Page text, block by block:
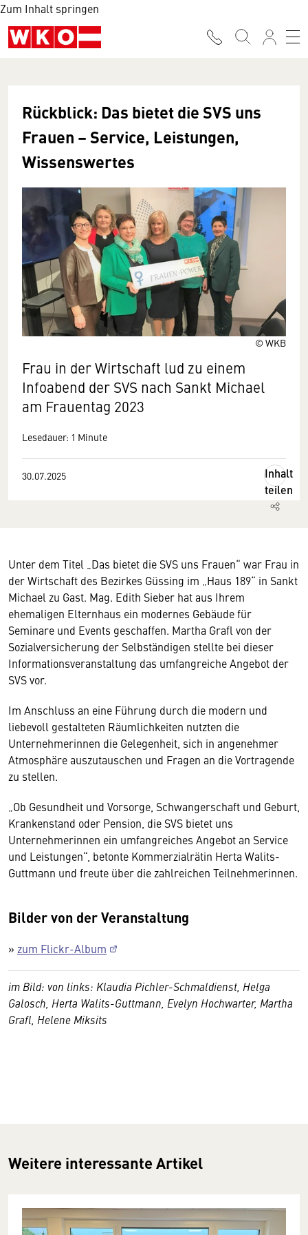
Zum Inhalt springen
© WKB
Rückblick: Das bietet die SVS uns
Frauen – Service, Leistungen,
Wissenswertes
Frau in der Wirtschaft lud zu einem
Infoabend der SVS nach Sankt Michael
am Frauentag 2023
Lesedauer: 1 Minute
30.07.2025
Inhalt
teilen
Unter dem Titel „Das bietet die SVS uns Frauen“ war Frau in
der Wirtschaft des Bezirkes Güssing im „Haus 189“ in Sankt
Michael zu Gast. Mag. Edith Sieber hat aus Ihrem
ehemaligen Elternhaus ein modernes Gebäude für
Seminare und Events geschaffen. Martha Grafl von der
Sozialversicherung der Selbständigen stellte bei dieser
Informationsveranstaltung das umfangreiche Angebot der
SVS vor.
Im Anschluss an eine Führung durch die modern und
liebevoll gestalteten Räumlichkeiten nutzten die
Unternehmerinnen die Gelegenheit, sich in angenehmer
Atmosphäre auszutauschen und Fragen an die Vortragende
zu stellen.
„Ob Gesundheit und Vorsorge, Schwangerschaft und Geburt,
Krankenstand oder Pension, die SVS bietet uns
Unternehmerinnen ein umfangreiches Angebot an Service
und Leistungen“, betonte Kommerzialrätin Herta Walits-
Guttmann und freute über die zahlreichen Teilnehmerinnen.
Bilder von der Veranstaltung
» zum Flickr-Album
im Bild: von links: Klaudia Pichler-Schmaldienst, Helga
Galosch, Herta Walits-Guttmann, Evelyn Hochwarter, Martha
Grafl, Helene Miksits
Weitere interessante Artikel